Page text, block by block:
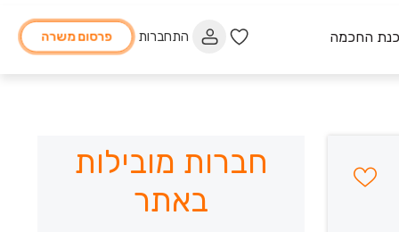
החכמה התחברות פרסום משרה
חברות מובילות
באתר